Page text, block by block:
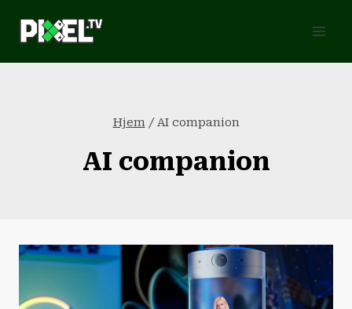
Hjem / AI companion
AI companion